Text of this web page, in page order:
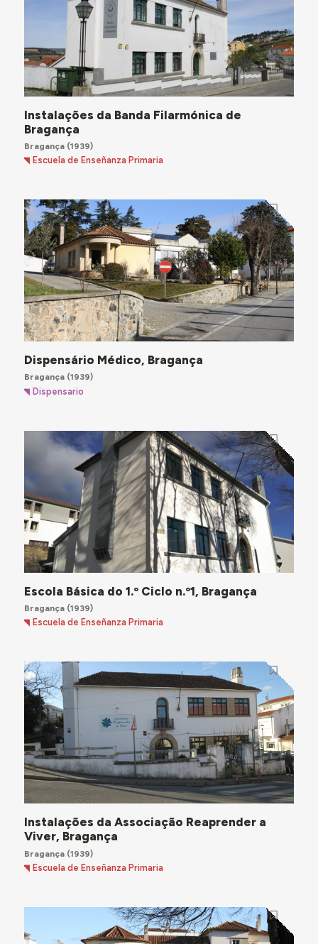
Instalações da Banda Filarmónica de
Bragança
Bragança(1939)
Escuela de Enseñanza Primaria
Dispensário Médico, Bragança
Bragança(1939)
Dispensario
Escola Básica do 1.º Ciclo n.º1, Bragança
Bragança(1939)
Escuela de Enseñanza Primaria
Instalações da Associação Reaprender a
Viver, Bragança
Bragança(1939)
Escuela de Enseñanza Primaria